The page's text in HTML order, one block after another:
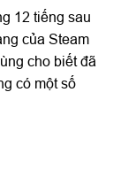
12 tiếng sau
của Steam
cho biết đã
có một số